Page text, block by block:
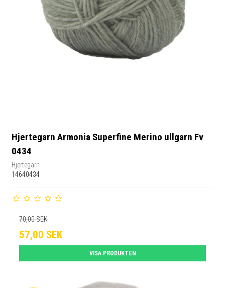
Hjertegarn Armonia Superfine Merino ullgarn Fv
0434
Hjertegarn
14640434
70,00 SEK
57,00 SEK
VISA PRODUKTEN